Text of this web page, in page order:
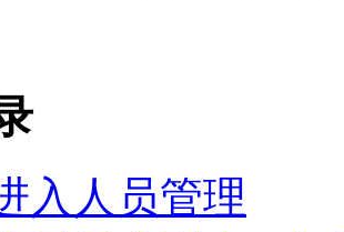
入人员管理